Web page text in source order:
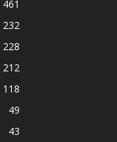
461
232
228
212
118
49
43